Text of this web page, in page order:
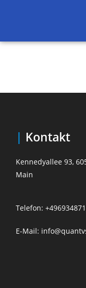
| Kontakt
Kennedyallee 93,
Main
Telefon:
E-Mail: